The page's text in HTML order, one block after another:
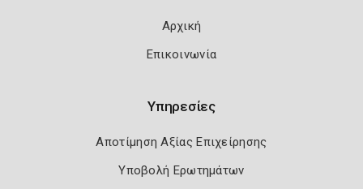
Αρχική
Επικοινωνία
Υπηρεσίες
Αποτίμηση Αξίας Επιχείρησης
Υποβολή Ερωτημάτων